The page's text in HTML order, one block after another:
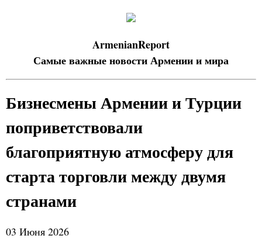
ArmenianReport
Самые важные новости Армении и мира
Бизнесмены Армении и Турции
поприветствовали
благоприятную атмосферу для
старта торговли между двумя
странами
03 Июня 2026